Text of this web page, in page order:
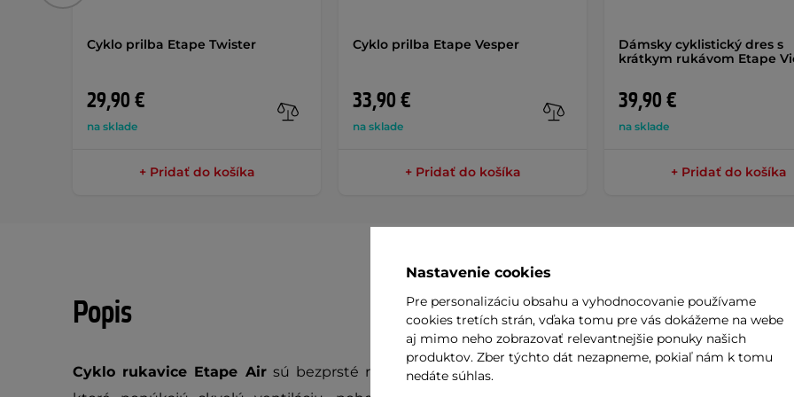
Cyklo prilba Etape Twister
29,90 €
na sklade
+ Pridať do košíka
Cyklo prilba Etape Vesper
33,90 €
na sklade
+ Pridať do košíka
Dámsky cyklistický dres s
krátkym rukávom Etape
39,90 €
na sklade
+ Pridať do košíka
Popis
Cyklo rukavice Etape Airsú bezprsté rukavice ideálne do horúcich letných dní,
Nastavenie cookies
Pre personalizáciu obsahu a vyhodnocovanie používame
cookies tretích strán, vďaka tomu pre vás dokážeme na webe
aj mimo neho zobrazovať relevantnejšie ponuky našich
produktov. Zber týchto dát nezapneme, pokiaľ nám k tomu
nedáte súhlas.